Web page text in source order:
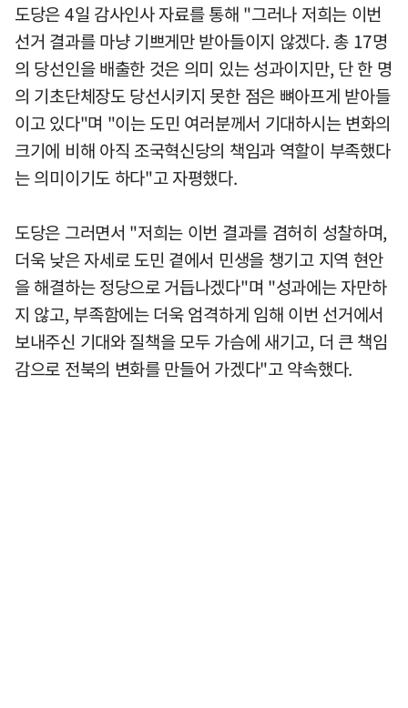
도당은 4일 감사인사 자료를 통해 "그러나 저희는 이번
선거 결과를 마냥 기쁘게만 받아들이지 않겠다. 총 17명
의 당선인을 배출한 것은 의미 있는 성과이지만, 단 한 명
의 기초단체장도 당선시키지 못한 점은 뼈아프게 받아들
이고 있다"며 "이는 도민 여러분께서 기대하시는 변화의
크기에 비해 아직 조국혁신당의 책임과 역할이 부족했다
는 의미이기도 하다"고 자평했다.
도당은 그러면서 "저희는 이번 결과를 겸허히 성찰하며,
더욱 낮은 자세로 도민 곁에서 민생을 챙기고 지역 현안
을 해결하는 정당으로 거듭나겠다"며 "성과에는 자만하
지 않고, 부족함에는 더욱 엄격하게 임해 이번 선거에서
보내주신 기대와 질책을 모두 가슴에 새기고, 더 큰 책임
감으로 전북의 변화를 만들어 가겠다"고 약속했다.